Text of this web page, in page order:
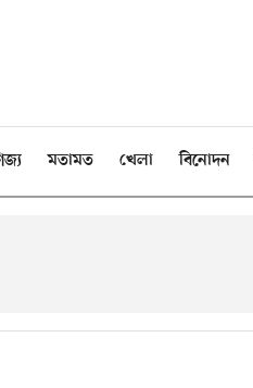
মতামত খেলা বিনোদন